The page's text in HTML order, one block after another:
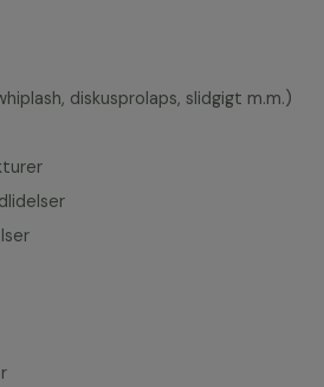
diskusprolaps, slidgigt m.m.)